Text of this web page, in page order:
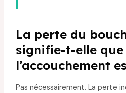
La perte du
signifie-t-elle que
l’accouchement
Pas nécessairement. La perte